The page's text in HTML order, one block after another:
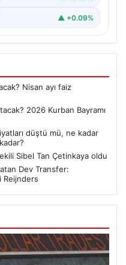
▲ +0.09%
Nisan ayı faiz
2026 Kurban Bayramı
düştü mü, ne kadar
Sibel Tan Çetinkaya oldu
Dev Transfer:
Reijnders